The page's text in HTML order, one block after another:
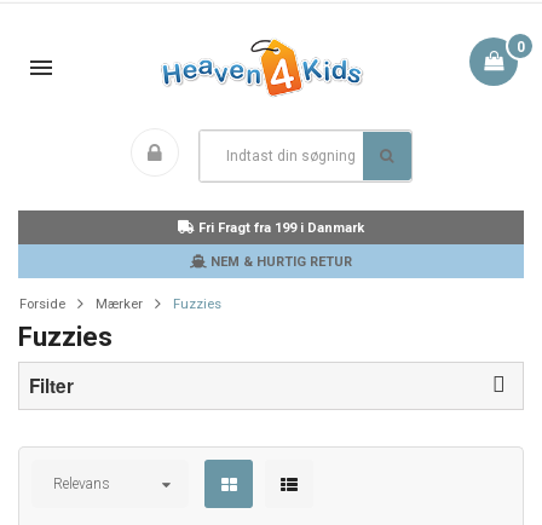
0
Fri Fragt fra 199 i Danmark
NEM & HURTIG RETUR
Forside Mærker Fuzzies
Fuzzies
Filter
Relevans